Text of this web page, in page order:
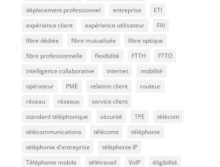
déplacement professionnel
entreprise
ETI
expérience client
expérience utilisateur
FAI
fibre dédiée
fibre mutualisée
fibre optique
fibre professionnelle
flexibilité FTTH
FTTO
intelligence collaborative
internet
mobilité
opérateur
PME relation client
routeur
réseau
réseaux
service client
standard téléphonique
sécurité TPE
télécom
télécommunications
télécoms
téléphonie
téléphonie d'entreprise
téléphonie IP
Téléphonie mobile
télétravail VoIP éligibilité